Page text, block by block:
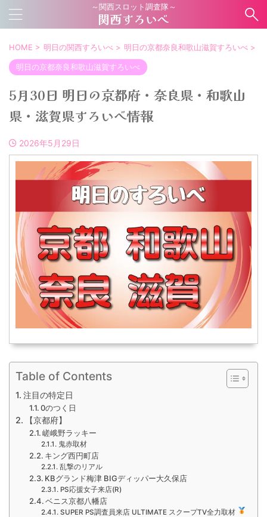
～関西スロット調査隊～
関西すろいべ
HOME > 明日の関西すろいべ > 明日の京都奈良和歌山滋賀すろいべ >
明日の京都奈良和歌山滋賀すろいべ
5月30日 明日の京都府・奈良県・和歌山
県・滋賀県すろいべ情報
2026年5月29日
Table of Contents
注目の特定日
0のつく日
【京都府】
嵯峨野ラッキー
鬼赤取材
キング西円町店
乱撃のリアル
KBグランド梅津 BIGディッパー大久保店
PS応援女子来店(R)
ベニス京都八幡店
SUPER PS調査員来店 ULTIMATE スクープTV全力取材